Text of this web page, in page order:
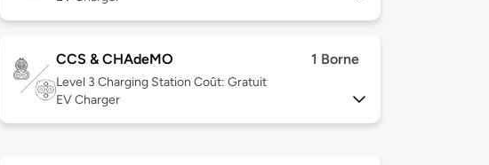
CCS & CHAdeMO 1 Borne
Level 3 Charging Station Coût: Gratuit
EV Charger